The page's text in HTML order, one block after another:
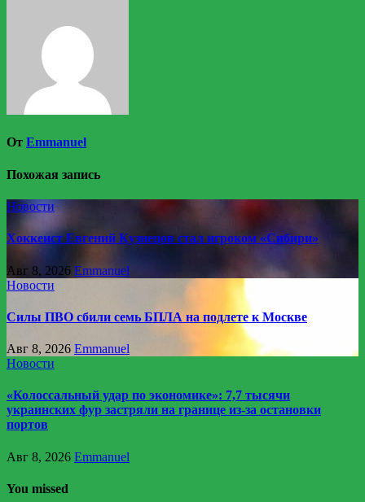
От Emmanuel
Похожая запись
Новости
Хоккеист Евгений Кузнецов стал игроком «Сибири»
Авг 8, 2026 Emmanuel
Новости
Силы ПВО сбили семь БПЛА на подлете к Москве
Авг 8, 2026 Emmanuel
Новости
«Колоссальный удар по экономике»: 7,7 тысячи
украинских фур застряли на границе из-за остановки
портов
Авг 8, 2026 Emmanuel
You missed